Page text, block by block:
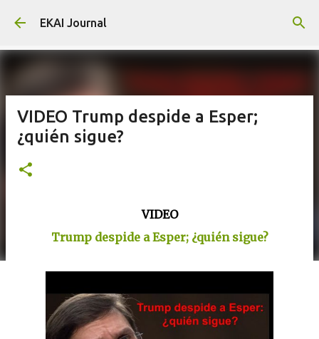
EKAI Journal
VIDEO Trump despide a Esper;
¿quién sigue?
VIDEO
Trump despide a Esper; ¿quién sigue?